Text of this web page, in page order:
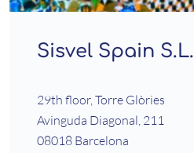
Sisvel Spain S.L.
29th floor, Torre Glòries
Avinguda Diagonal, 211
08018 Barcelona